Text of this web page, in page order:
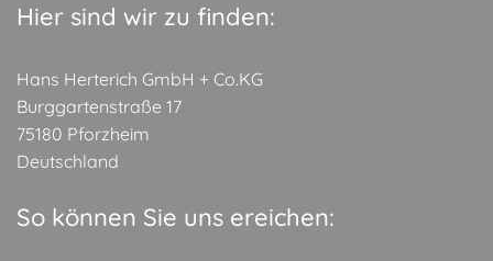
Hier sind wir zu finden:
Hans Herterich GmbH + Co.KG
Burggartenstraße 17
75180 Pforzheim
Deutschland
So können Sie uns ereichen: